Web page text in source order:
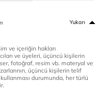
Yukarı
ve içeriğin hakları
ve üyeleri, üçüncü kişilerin
fotoğraf, resim vb. materyal ve
üçüncü kişilerin telif
durumunda, her türlü